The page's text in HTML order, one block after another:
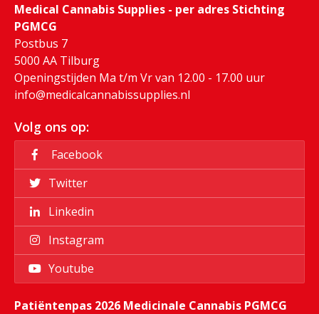
Medical Cannabis Supplies - per adres Stichting
PGMCG
Postbus 7
5000 AA Tilburg
Openingstijden Ma t/m Vr van 12.00 - 17.00 uur
info@medicalcannabissupplies.nl
Volg ons op:
Facebook
Twitter
Linkedin
Instagram
Youtube
Patiëntenpas 2026 Medicinale Cannabis PGMCG